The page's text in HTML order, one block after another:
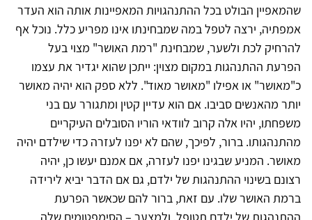
שהמאפיין הבולט בכל ההתנהגויות המאפיינות אותה הוא העדר
אמפתיה, ירצה לטפל במה שמבחינתו אינו מפריע כלל. נוכל אף
להרחיק לכת ולשער, שמבחינת "רמת האושר" מצוי בעל
הפרעת ההתנהגות במקום מצוין: ייתכן שהוא יגדיר את עצמו
כ"מאושר" או אפילו "מאושר מאוד". ללא ספק הוא יהיה מאושר
יותר מהאנשים סביבו. אם הוא עדיין קטין ומתגורר עם בני
משפחתו, יהיו אלה קרוב לוודאי הוריו הסובלים העיקריים
מהתנהגותו. ברור, לפיכך, שהם לא יפנו לעזרה כדי שילדם יהיה
מאושר. המניע שבגינו יפנו לעזרה, אם אמנם יעשו כן, יהיה
רצונם בשינוי ההתנהגות של ילדם, גם אם הדבר יביא לירידה
ברמת האושר שלו. עם זאת, ברור להם שכאשר הפרעת